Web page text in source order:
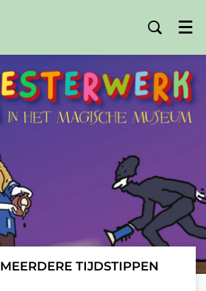
Menu
MEERDERE TIJDSTIPPEN